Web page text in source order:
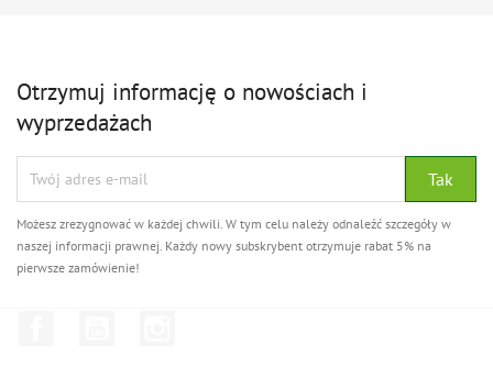
Otrzymuj informację o nowościach i
wyprzedażach
Możesz zrezygnować w każdej chwili. W tym celu należy odnaleźć szczegóły w
naszej informacji prawnej. Każdy nowy subskrybent otrzymuje rabat 5% na
pierwsze zamówienie!